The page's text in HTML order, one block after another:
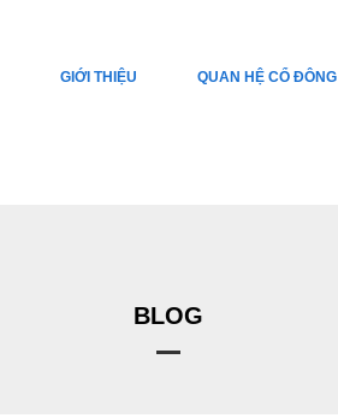
GIỚI THIỆU QUAN HỆ CỔ ĐÔNG
BLOG